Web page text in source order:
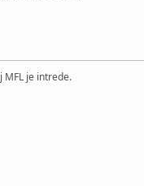
MFL je intrede.